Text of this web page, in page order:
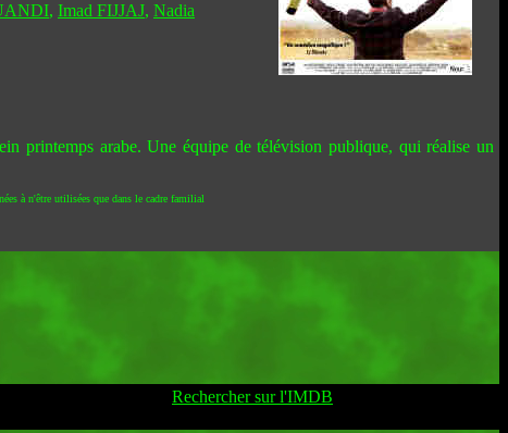
, Imad FIJJAJ, Nadia
printemps arabe. Une équipe de télévision publique, qui réalise un
à n'être utilisées que dans le cadre familial
Rechercher sur l'IMDB